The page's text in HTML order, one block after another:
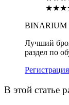
BINARIUM
Лучший
раздел по
Регистрация
В этой статье